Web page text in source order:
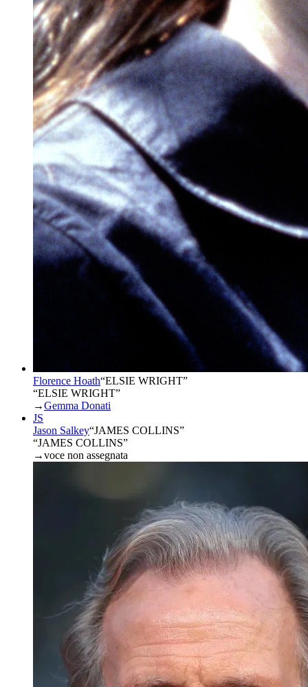
Florence Hoath“ELSIE WRIGHT”
“ELSIE WRIGHT”
→Gemma Donati
JS
Jason Salkey“JAMES COLLINS”
“JAMES COLLINS”
→voce non assegnata